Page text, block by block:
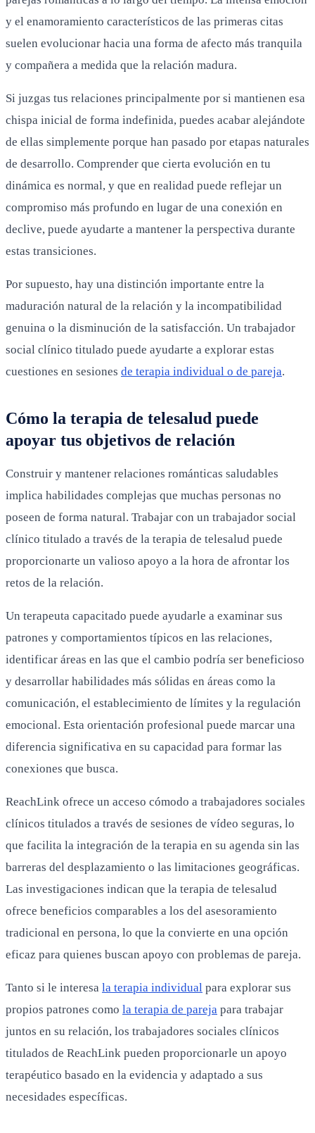
y el enamoramiento característicos de las primeras citas
suelen evolucionar hacia una forma de afecto más tranquila
y compañera a medida que la relación madura.
Si juzgas tus relaciones principalmente por si mantienen esa
chispa inicial de forma indefinida, puedes acabar alejándote
de ellas simplemente porque han pasado por etapas naturales
de desarrollo. Comprender que cierta evolución en tu
dinámica es normal, y que en realidad puede reflejar un
compromiso más profundo en lugar de una conexión en
declive, puede ayudarte a mantener la perspectiva durante
estas transiciones.
Por supuesto, hay una distinción importante entre la
maduración natural de la relación y la incompatibilidad
genuina o la disminución de la satisfacción. Un trabajador
social clínico titulado puede ayudarte a explorar estas
cuestiones en sesiones de terapia individual o de pareja.
Cómo la terapia de telesalud puede
apoyar tus objetivos de relación
Construir y mantener relaciones románticas saludables
implica habilidades complejas que muchas personas no
poseen de forma natural. Trabajar con un trabajador social
clínico titulado a través de la terapia de telesalud puede
proporcionarte un valioso apoyo a la hora de afrontar los
retos de la relación.
Un terapeuta capacitado puede ayudarle a examinar sus
patrones y comportamientos típicos en las relaciones,
identificar áreas en las que el cambio podría ser beneficioso
y desarrollar habilidades más sólidas en áreas como la
comunicación, el establecimiento de límites y la regulación
emocional. Esta orientación profesional puede marcar una
diferencia significativa en su capacidad para formar las
conexiones que busca.
ReachLink ofrece un acceso cómodo a trabajadores sociales
clínicos titulados a través de sesiones de vídeo seguras, lo
que facilita la integración de la terapia en su agenda sin las
barreras del desplazamiento o las limitaciones geográficas.
Las investigaciones indican que la terapia de telesalud
ofrece beneficios comparables a los del asesoramiento
tradicional en persona, lo que la convierte en una opción
eficaz para quienes buscan apoyo con problemas de pareja.
Tanto si le interesa la terapia individual para explorar sus
propios patrones como la terapia de pareja para trabajar
juntos en su relación, los trabajadores sociales clínicos
titulados de ReachLink pueden proporcionarle un apoyo
terapéutico basado en la evidencia y adaptado a sus
necesidades específicas.